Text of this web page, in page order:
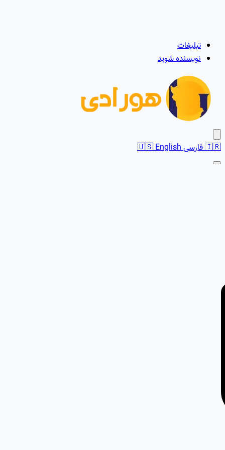
تبلیغات
نویسنده شوید
🇮🇷فارسی 🇺🇸English